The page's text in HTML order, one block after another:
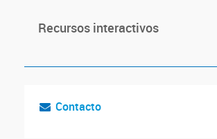
Recursos interactivos
Contacto